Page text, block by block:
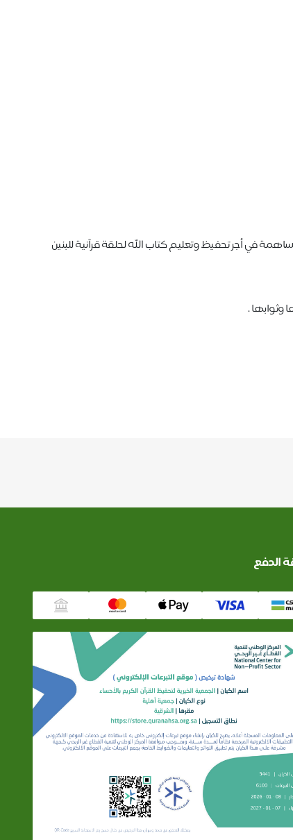
للمساهمة في أجر تحفيظ وتعليم كتاب الله لحلقة قرآنية للبنين
وثوابها .
الدفع